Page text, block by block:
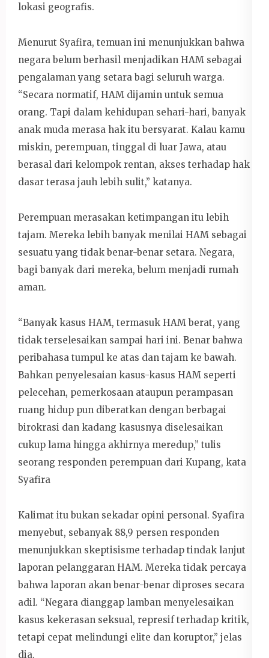
lokasi geografis.
Menurut Syafira, temuan ini menunjukkan bahwa
negara belum berhasil menjadikan HAM sebagai
pengalaman yang setara bagi seluruh warga.
“Secara normatif, HAM dijamin untuk semua
orang. Tapi dalam kehidupan sehari-hari, banyak
anak muda merasa hak itu bersyarat. Kalau kamu
miskin, perempuan, tinggal di luar Jawa, atau
berasal dari kelompok rentan, akses terhadap hak
dasar terasa jauh lebih sulit,” katanya.
Perempuan merasakan ketimpangan itu lebih
tajam. Mereka lebih banyak menilai HAM sebagai
sesuatu yang tidak benar-benar setara. Negara,
bagi banyak dari mereka, belum menjadi rumah
aman.
“Banyak kasus HAM, termasuk HAM berat, yang
tidak terselesaikan sampai hari ini. Benar bahwa
peribahasa tumpul ke atas dan tajam ke bawah.
Bahkan penyelesaian kasus-kasus HAM seperti
pelecehan, pemerkosaan ataupun perampasan
ruang hidup pun diberatkan dengan berbagai
birokrasi dan kadang kasusnya diselesaikan
cukup lama hingga akhirnya meredup,” tulis
seorang responden perempuan dari Kupang, kata
Syafira
Kalimat itu bukan sekadar opini personal. Syafira
menyebut, sebanyak 88,9 persen responden
menunjukkan skeptisisme terhadap tindak lanjut
laporan pelanggaran HAM. Mereka tidak percaya
bahwa laporan akan benar-benar diproses secara
adil. “Negara dianggap lamban menyelesaikan
kasus kekerasan seksual, represif terhadap kritik,
tetapi cepat melindungi elite dan koruptor,” jelas
dia.